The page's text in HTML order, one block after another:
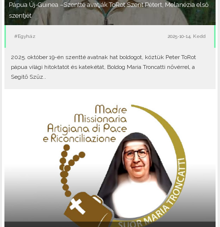
Pápua Új-Guinea –Szentté avatják ToRot Szent Pétert, Melanézia első
szentjét
#Egyház 2025-10-14, Kedd
2025. október 19-én szentté avatnak hat boldogot, köztük Peter ToRot
pápua világi hitoktatót és katekétát, Boldog Maria Troncatti nővérrel, a
Segítő Szűz..